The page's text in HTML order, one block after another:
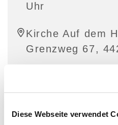
Diese Webseite verwendet
Uhr
Kirche Auf dem
Grenzweg 67,